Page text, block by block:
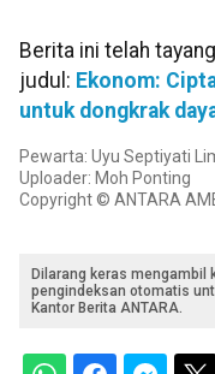
Berita ini telah
judul: Ekonom:
untuk dongkrak
Pewarta: Uyu Septiyati
Uploader: Moh Ponting
Copyright © ANTARA
Dilarang keras mengambil
pengindeksan otomatis
Kantor Berita ANTARA.